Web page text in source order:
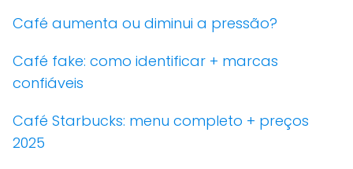
Café aumenta ou diminui a pressão?
Café fake: como identificar + marcas
confiáveis
Café Starbucks: menu completo + preços
2025